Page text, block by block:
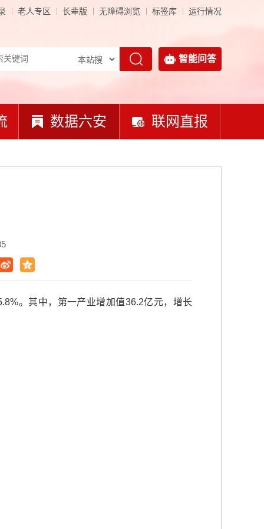
老人专区 长辈版 无障碍浏览 标签库 运行情况
智能问答
数据六安 联网直报
。其中，第一产业增加值36.2亿元，增长